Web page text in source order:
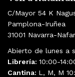
C/Mayor 54 K
Pamplona-Iruñea
31001 Navarra-
Abierto de lunes a
Librería: 10:00-
Cantina: L, M, M